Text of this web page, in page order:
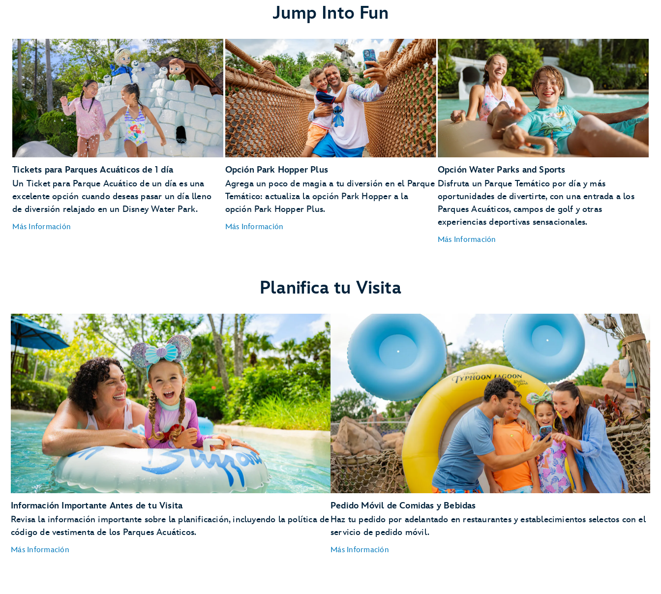
Jump Into Fun
Tickets para Parques Acuáticos de 1 día
Un Ticket para Parque Acuático de un día es una
excelente opción cuando deseas pasar un día lleno
de diversión relajado en un Disney Water Park.
Más Información
Opción Park Hopper Plus
Agrega un poco de magia a tu diversión en el Parque
Temático: actualiza la opción Park Hopper a la
opción Park Hopper Plus.
Más Información
Disney’s Typhoon Lagoon water park
Disney’s Blizzard Beach Water Park
ESPN Wide World of Sports Complex
Disney’s Oak Trail Golf Course
FootGolf en Disney’s Oak Trail
Disney’s Fantasia Gardens Miniature Golf Course
Disney’s Winter Summerland Miniature Golf Course
Opción Water Parks and Sports
Disfruta un Parque Temático por día y más
oportunidades de divertirte, con una entrada a los
Parques Acuáticos, campos de golf y otras
experiencias deportivas sensacionales.
Más Información
Disney's Typhoon Lagoon Water Park
Disney's Blizzard Beach Water Park
ESPN Wide World of Sports Complex
Disney’s Oak Trail Golf Course
FootGolf en Disney’s Oak Trail
Disney’s Fantasia Gardens Miniature Golf Course
Disney’s Winter Summerland Miniature Golf Course
Planifica tu Visita
Información Importante Antes de tu Visita
Revisa la información importante sobre la planificación, incluyendo la política de
código de vestimenta de los Parques Acuáticos.
Más Información
Pedido Móvil de Comidas y Bebidas
Haz tu pedido por adelantado en restaurantes y establecimientos selectos con el
servicio de pedido móvil.
Más Información